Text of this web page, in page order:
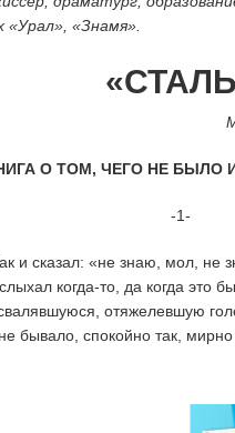
«Урал», «Знамя».
О ТОМ, ЧЕГО НЕ БЫЛО
-1-
и сказал: «не знаю, мол,
когда-то, да когда это
отяжелевшую
бывало, спокойно так,